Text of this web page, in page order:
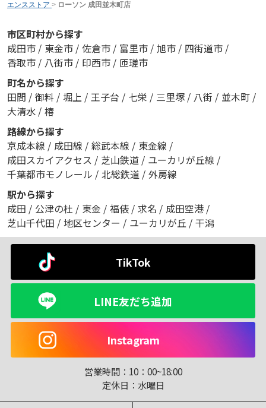
エンスストア > ローソン 成田並木町店
市区町村から探す
成田市 / 東金市 / 佐倉市 / 富里市 / 旭市 / 四街道市 /
香取市 / 八街市 / 印西市 / 匝瑳市
町名から探す
田間 / 御料 / 堀上 / 王子台 / 七栄 / 三里塚 / 八街 / 並木町 /
大清水 / 椿
路線から探す
京成本線 / 成田線 / 総武本線 / 東金線 /
成田スカイアクセス / 芝山鉄道 / ユーカリが丘線 /
千葉都市モノレール / 北総鉄道 / 外房線
駅から探す
成田 / 公津の杜 / 東金 / 福俵 / 求名 / 成田空港 /
芝山千代田 / 地区センター / ユーカリが丘 / 干潟
TikTok
LINE友だち追加
Instagram
営業時間： 10：00~18:00
定休日： 水曜日